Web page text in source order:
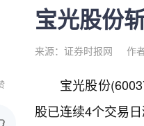
宝光股份
来源：证券时报网 作
宝光股份
股已连续4个交易日